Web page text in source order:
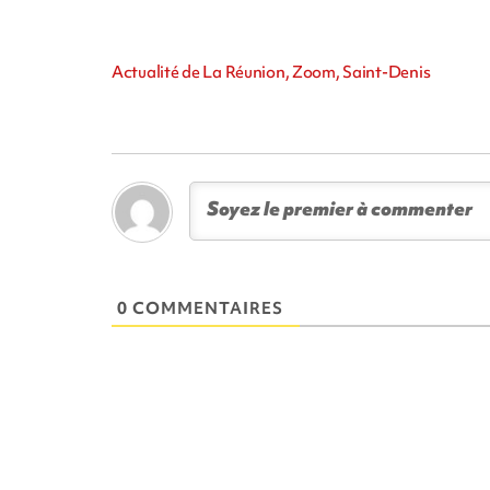
Actualité de La Réunion, Zoom, Saint-Denis
0 COMMENTAIRES